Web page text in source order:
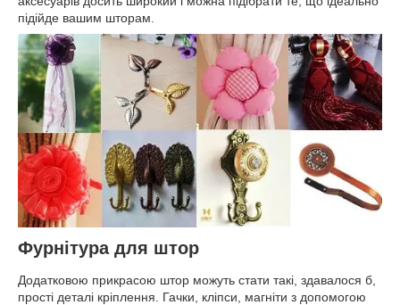
підійде вашим шторам.
Фурнітура для штор
Додатковою прикрасою штор можуть стати такі, здавалося б,
прості деталі кріплення. Гачки, кліпси, магніти з допомогою